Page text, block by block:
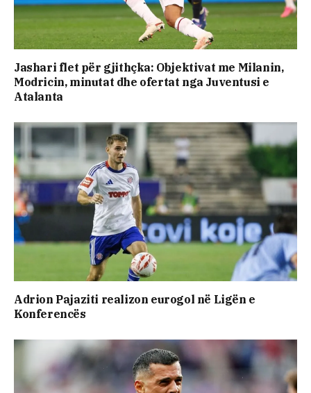
Jashari flet për gjithçka: Objektivat me Milanin,
Modricin, minutat dhe ofertat nga Juventusi e
Atalanta
Adrion Pajaziti realizon eurogol në Ligën e
Konferencës